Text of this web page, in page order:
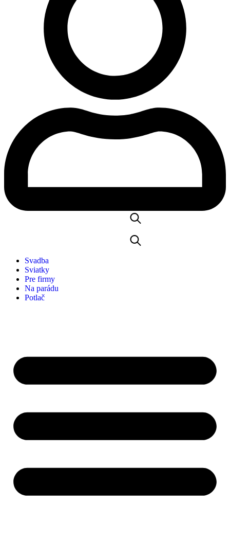
Svadba
Sviatky
Pre firmy
Na parádu
Potlač